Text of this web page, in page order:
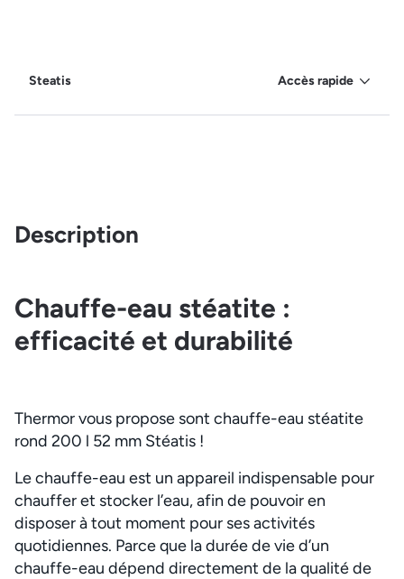
Steatis Accès rapide
Description
Chauffe-eau stéatite :
efficacité et durabilité
Thermor vous propose sont chauffe-eau stéatite
rond 200 l 52 mm Stéatis !
Le chauffe-eau est un appareil indispensable pour
chauffer et stocker l’eau, afin de pouvoir en
disposer à tout moment pour ses activités
quotidiennes. Parce que la durée de vie d’un
chauffe-eau dépend directement de la qualité de